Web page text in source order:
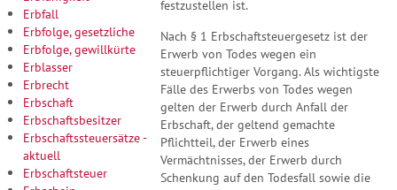
Erbfall
Erbfolge, gesetzliche
Erbfolge, gewillkürte
Erblasser
Erbrecht
Erbschaft
Erbschaftsbesitzer
Erbschaftssteuersätze -
aktuell
Erbschaftsteuer
festzustellen ist.
Nach § 1 Erbschaftsteuergesetz ist der
Erwerb von Todes wegen ein
steuerpflichtiger Vorgang. Als wichtigste
Fälle des Erwerbs von Todes wegen
gelten der Erwerb durch Anfall der
Erbschaft, der geltend gemachte
Pflichtteil, der Erwerb eines
Vermächtnisses, der Erwerb durch
Schenkung auf den Todesfall sowie die